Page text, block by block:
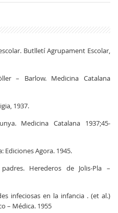
Butlletí Agrupament Escolar,
– Barlow. Medicina Catalana
1937.
Medicina Catalana 1937;45-
Ediciones Agora. 1945.
Herederos de Jolis-Pla –
infeciosas en la infancia . (et al.)
– Médica. 1955